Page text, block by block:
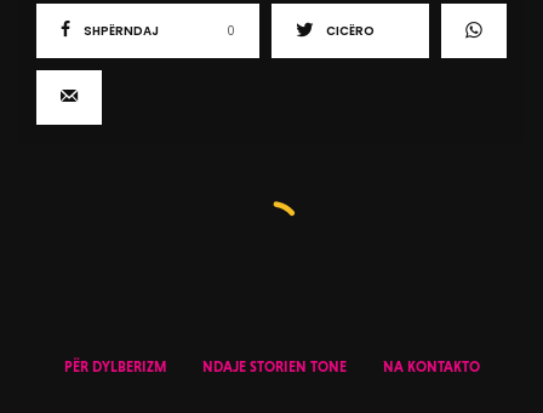
SHPËRNDAJ 0 CICËRO
PËR DYLBERIZM NDAJE STORIEN TONE NA KONTAKTO